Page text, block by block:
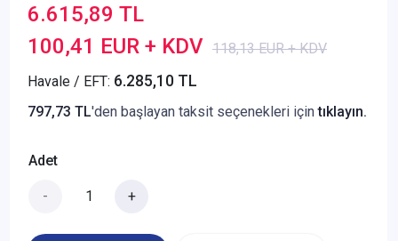
6.615,89 TL
100,41 EUR + KDV 118,13 EUR + KDV
Havale / EFT: 6.285,10 TL
797,73 TL'den başlayan taksit seçenekleri içintıklayın.
Adet
- +